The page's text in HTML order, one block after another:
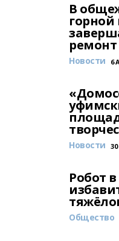
В
ремонт
Новости 6
Новости
Робот
Общество